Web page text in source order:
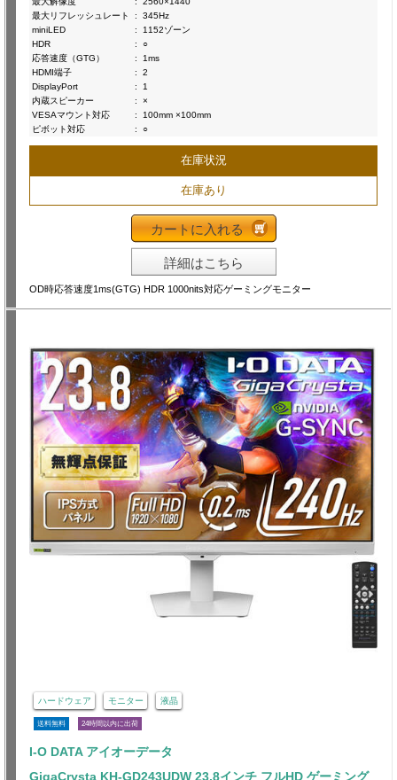
最大リフレッシュレート
:
345Hz
miniLED
:
1152ゾーン
HDR
:
○
応答速度（GTG）
:
1ms
HDMI端子
:
2
DisplayPort
:
1
内蔵スピーカー
:
×
VESAマウント対応
:
100mm ×100mm
ピボット対応
: ○
在庫状況
在庫あり
カートに入れる
詳細はこちら
OD時応答速度1ms(GTG) HDR 1000nits対応ゲーミングモニター
ハードウェア モニター 液晶
送料無料 24時間以内に出荷
I-O DATA アイオーデータ
GigaCrysta KH-GD243UDW 23.8インチ フルHD ゲーミング